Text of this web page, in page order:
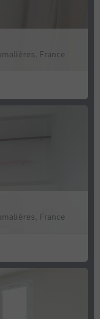
France
France